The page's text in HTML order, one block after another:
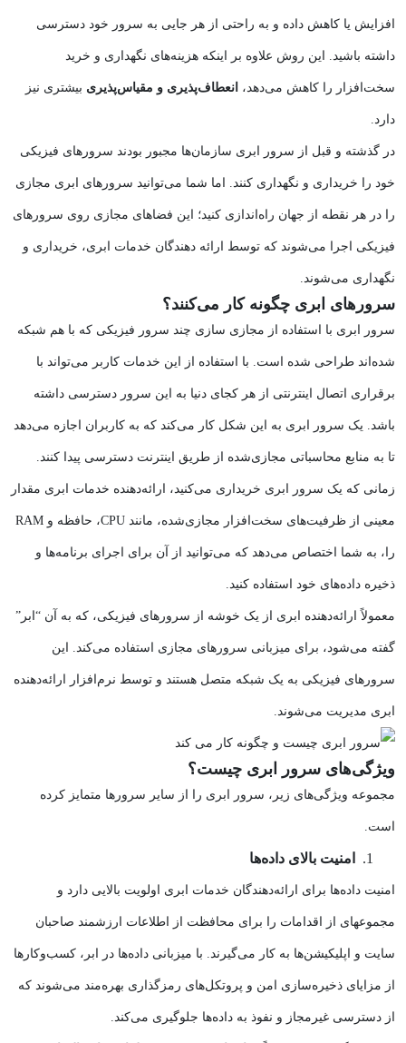
افزایش یا کاهش داده و به راحتی از هر جایی به سرور خود دسترسی
داشته باشید. این روش علاوه بر اینکه هزینه‌های نگهداری و خرید
سخت‌افزار را کاهش می‌دهد، انعطاف‌پذیری و مقیاس‌پذیری بیشتری نیز
دارد.
در گذشته و قبل از سرور ابری سازمان‌ها مجبور بودند سرورهای فیزیکی
خود را خریداری و نگهداری کنند. اما شما می‌توانید سرورهای ابری مجازی
را در هر نقطه از جهان راه‌اندازی کنید؛ این فضاهای مجازی روی سرورهای
فیزیکی اجرا می‌شوند که توسط ارائه دهندگان خدمات ابری، خریداری و
نگهداری می‌شوند.
سرورهای ابری چگونه کار می‌کنند؟
سرور ابری با استفاده از مجازی سازی چند سرور فیزیکی که با هم شبکه
شده‌اند طراحی شده‌ است. با استفاده از این خدمات کاربر می‌تواند با
برقراری اتصال اینترنتی از هر کجای دنیا به این سرور دسترسی داشته
باشد. یک سرور ابری به این شکل کار می‌کند که به کاربران اجازه می‌دهد
تا به منابع محاسباتی مجازی‌شده از طریق اینترنت دسترسی پیدا کنند.
زمانی که یک سرور ابری خریداری می‌کنید، ارائه‌دهنده خدمات ابری مقدار
معینی از ظرفیت‌های سخت‌افزار مجازی‌شده، مانند CPU، حافظه و RAM
را، به شما اختصاص می‌دهد که می‌توانید از آن برای اجرای برنامه‌ها و
ذخیره داده‌های خود استفاده کنید.
معمولاً ارائه‌دهنده ابری از یک خوشه از سرورهای فیزیکی، که به آن “ابر”
گفته می‌شود، برای میزبانی سرورهای مجازی استفاده می‌کند. این
سرورهای فیزیکی به یک شبکه متصل هستند و توسط نرم‌افزار ارائه‌دهنده
ابری مدیریت می‌شوند.
ویژگی‌های سرور ابری چیست؟
مجموعه ویژگی‌های زیر، سرور ابری را از سایر سرورها متمایز کرده
است.
امنیت بالای داده‌ها
امنیت داده‌ها برای ارائه‌دهندگان خدمات ابری اولویت بالایی دارد و
مجموعهای از اقدامات را برای محافظت از اطلاعات ارزشمند صاحبان
سایت و اپلیکیشن‌ها به کار می‌گیرند. با میزبانی داده‌ها در ابر، کسب‌وکارها
از مزایای ذخیره‌سازی امن و پروتکل‌های رمزگذاری بهره‌مند می‌شوند که
از دسترسی غیرمجاز و نفوذ به داده‌ها جلوگیری می‌کند.